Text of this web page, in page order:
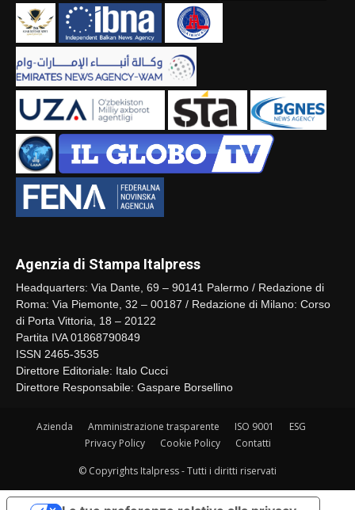
Agenzia di Stampa Italpress
Headquarters: Via Dante, 69 – 90141 Palermo / Redazione di
Roma: Via Piemonte, 32 – 00187 / Redazione di Milano: Corso
di Porta Vittoria, 18 – 20122
Partita IVA 01868790849
ISSN 2465-3535
Direttore Editoriale: Italo Cucci
Direttore Responsabile: Gaspare Borsellino
Azienda Amministrazione trasparente ISO 9001
ESG
Privacy Policy
Cookie Policy Contatti
© Copyrights Italpress - Tutti i diritti riservati